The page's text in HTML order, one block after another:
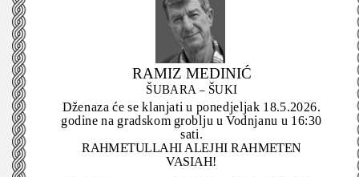
RAMIZ MEDINIĆ
ŠUBARA – ŠUKI
Dženaza će se klanjati u ponedjeljak 18.5.2026.
godine na gradskom groblju u Vodnjanu u 16:30
sati.
RAHMETULLAHI ALEJHI RAHMETEN
VASIAH!